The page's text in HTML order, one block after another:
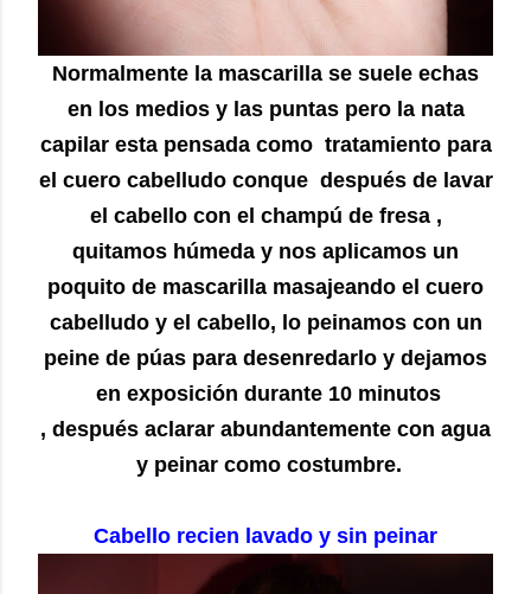
Normalmente la mascarilla se suele echas
en los medios y las puntas pero la nata
capilar esta pensada como tratamiento para
el cuero cabelludo conque después de lavar
el cabello con el champú de fresa ,
quitamos húmeda y nos aplicamos un
poquito de mascarilla masajeando el cuero
cabelludo y el cabello, lo peinamos con un
peine de púas para desenredarlo y dejamos
en exposición durante 10 minutos
, después aclarar abundantemente con agua
y peinar como costumbre.
Cabello recien lavado y sin peinar